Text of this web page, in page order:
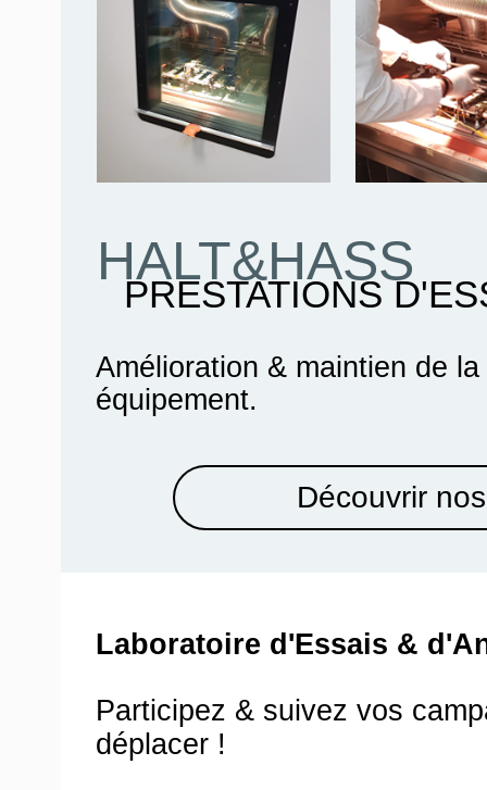
Amélioration & maintien de la
équipement.
Découvrir
PRESTATIONS
HALT&HASS
Laboratoire d'Essais &
Participez & suivez vos
déplacer !